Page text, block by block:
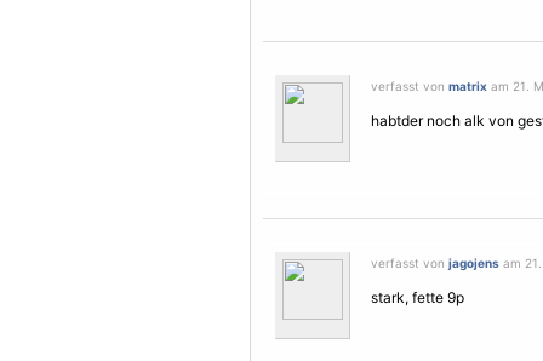
verfasst von matrix am 21.
habtder noch alk von
verfasst von jagojens am
stark, fette 9p